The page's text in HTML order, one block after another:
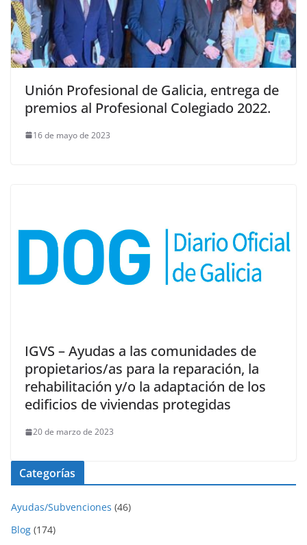
Unión Profesional de Galicia, entrega de
premios al Profesional Colegiado 2022.
16 de mayo de 2023
IGVS – Ayudas a las comunidades de
propietarios/as para la reparación, la
rehabilitación y/o la adaptación de los
edificios de viviendas protegidas
20 de marzo de 2023
Categorías
Ayudas/Subvenciones (46)
Blog (174)